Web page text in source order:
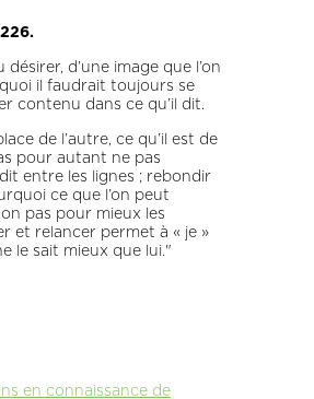
d’une image que l’on
il faudrait toujours se
contenu dans ce qu’il dit.
de l’autre, ce qu’il est de
pour autant ne pas
entre les lignes ; rebondir
ce que l’on peut
pas pour mieux les
et relancer permet à « je »
le sait mieux que lui."
en connaissance de